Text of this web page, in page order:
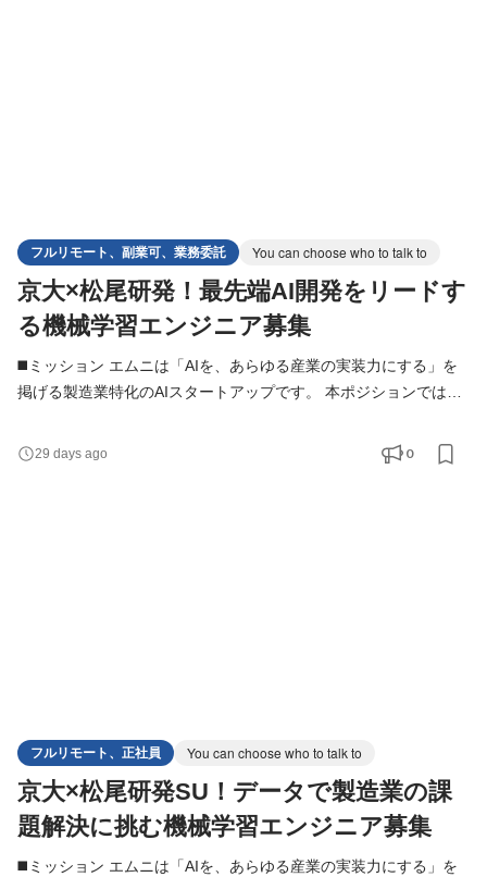
フルリモート、副業可、業務委託 You can choose who to talk to
京大×松尾研発！最先端AI開発をリードす
る機械学習エンジニア募集
◼️ミッション エムニは「AIを、あらゆる産業の実装力にする」を
掲げる製造業特化のAIスタートアップです。 本ポジションでは、
造業を中心としたクライアントの業務課題を解決するAIシステム
の設計・開発・実装を担っていただきます。 PoCで終わらせるの
29 days ago 0
フルリモート、正社員 You can choose who to talk to
京大×松尾研発SU！データで製造業の課
題解決に挑む機械学習エンジニア募集
◼️ミッション エムニは「AIを、あらゆる産業の実装力にする」を